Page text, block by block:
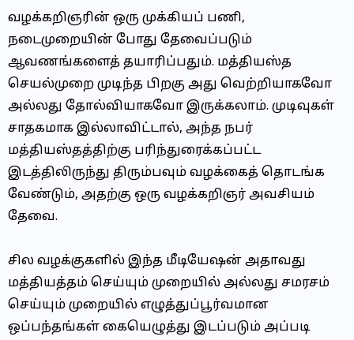
வழக்கறிஞரின் ஒரு முக்கியப் பணி,
நடைமுறையின் போது தேவைப்படும்
ஆவணங்களைத் தயாரிப்பதும். மத்தியஸ்த
செயல்முறை முடிந்த பிறகு அது வெற்றியாகவோ
அல்லது தோல்வியாகவோ இருக்கலாம். முடிவுகள்
சாதகமாக இல்லாவிட்டால், அந்த நபர்
மத்தியஸ்தத்திற்கு பரிந்துரைக்கப்பட்ட
இடத்திலிருந்து திரும்பவும் வழக்கைத் தொடங்க
வேண்டும், அதற்கு ஒரு வழக்கறிஞர் அவசியம்
தேவை.
சில வழக்குகளில் இந்த மீடியேஷன் அதாவது
மத்தியத்தம் செய்யும் முறையில் அல்லது சமரசம்
செய்யும் முறையில் எழுத்துப்பூர்வமான
ஒப்பந்தங்கள் கையெழுத்து இடப்படும் அப்படி